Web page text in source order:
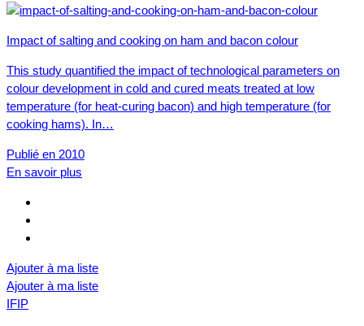
Impact of salting and cooking on ham and bacon colour
This study quantified the impact of technological parameters on
colour development in cold and cured meats treated at low
temperature (for heat-curing bacon) and high temperature (for
cooking hams). In…
Publié en 2010
En savoir plus
Ajouter à ma liste
Ajouter à ma liste
IFIP